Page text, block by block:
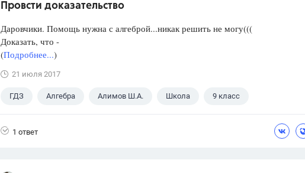
Провсти доказательство
Даровчики. Помощь нужна с алгеброй...никак решить не могу(((
Доказать, что -
(Подробнее...)
21 июля 2017
ГДЗ Алгебра Алимов Ш.А. Школа 9 класс
1 ответ